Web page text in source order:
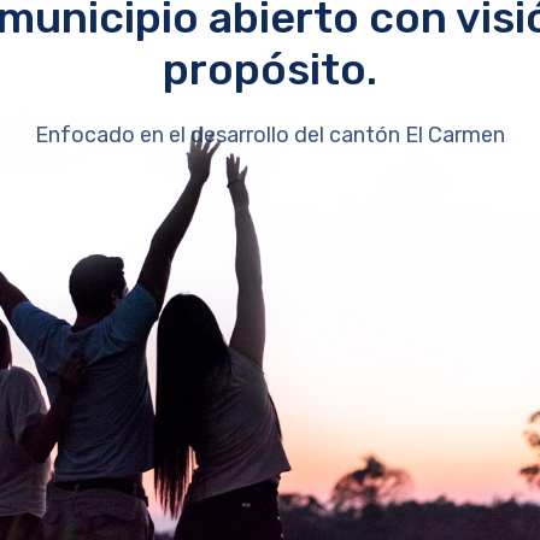
abierto con
propósito.
Enfocado en el desarrollo del cantón El Carmen